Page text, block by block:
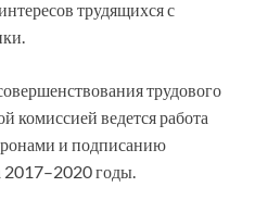
трудящихся с
трудового
комиссией ведется работа
и подписанию
2017–2020 годы.